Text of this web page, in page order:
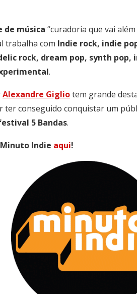
de música “curadoria que vai
trabalha com Indie rock, indie
rock, dream pop, synth
.
Alexandre Gigliotem grande
ter conseguido conquistar um
5 Bandas.
Indie aqui!